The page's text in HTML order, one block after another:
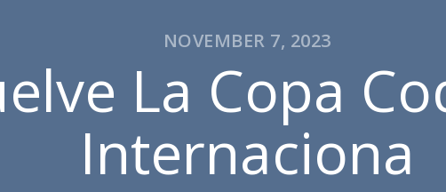
NOVEMBER 7, 2023
La Copa
Internaciona